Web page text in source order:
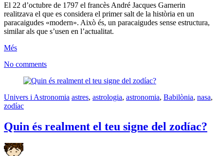
El 22 d’octubre de 1797 el francès André Jacques Garnerin
realitzava el que es considera el primer salt de la història en un
paracaigudes «modern». Això és, un paracaigudes sense estructura,
similar als que s’usen en l’actualitat.
Més
No comments
Univers i Astronomia astres, astrologia, astronomia, Babilònia, nasa,
zodíac
Quin és realment el teu signe del zodíac?